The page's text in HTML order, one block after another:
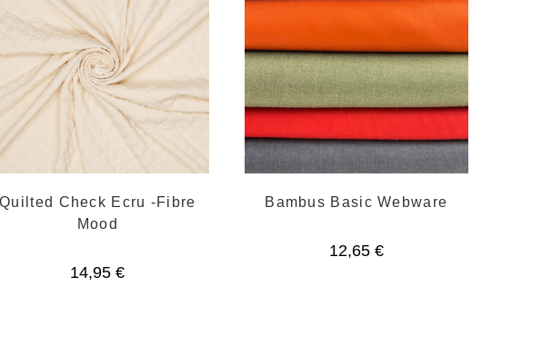
Quilted Check Ecru -Fibre
Mood
14,95€
Bambus Basic Webware
12,65 €